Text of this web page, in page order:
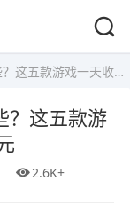
款游戏一天收入30-60元
？这五款游
2.6K+